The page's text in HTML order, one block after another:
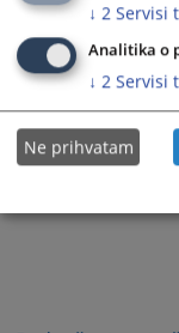
↓ 2 Servisi
Analitika o
↓ 2 Servisi
Ne prihvatam